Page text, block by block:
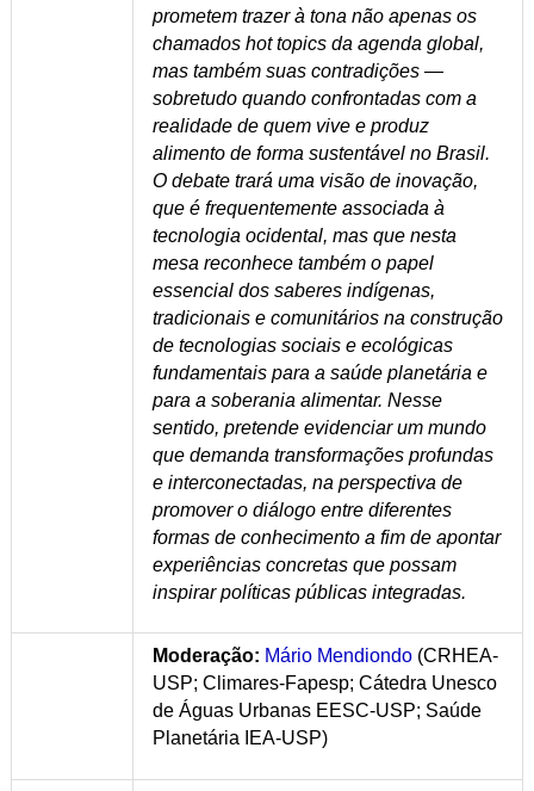
prometem trazer à tona não apenas os
chamados hot topics da agenda global,
mas também suas contradições —
sobretudo quando confrontadas com a
realidade de quem vive e produz
alimento de forma sustentável no Brasil.
O debate trará uma visão de inovação,
que é frequentemente associada à
tecnologia ocidental, mas que nesta
mesa reconhece também o papel
essencial dos saberes indígenas,
tradicionais e comunitários na construção
de tecnologias sociais e ecológicas
fundamentais para a saúde planetária e
para a soberania alimentar. Nesse
sentido, pretende evidenciar um mundo
que demanda transformações profundas
e interconectadas, na perspectiva de
promover o diálogo entre diferentes
formas de conhecimento a fim de apontar
experiências concretas que possam
inspirar políticas públicas integradas.
Moderação: Mário Mendiondo(CRHEA-
USP; Climares-Fapesp; Cátedra Unesco
de Águas Urbanas EESC-USP; Saúde
Planetária IEA-USP)